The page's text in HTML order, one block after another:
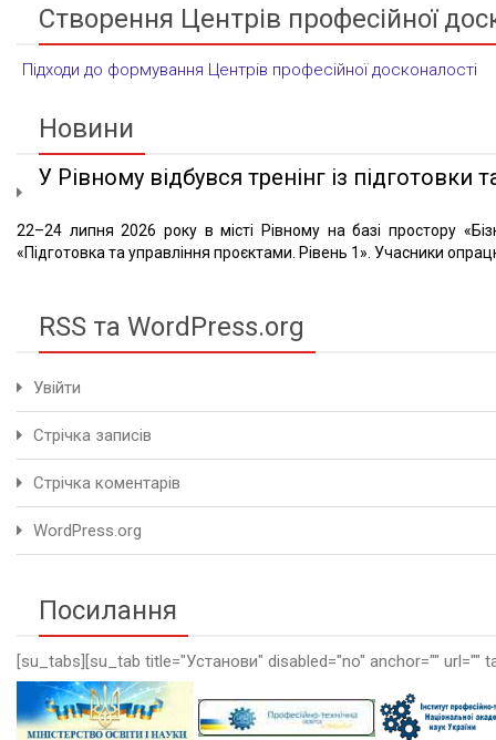
Створення Центрів професійної
Підходи до формування Центрів професійної досконалості
Новини
У Рівному відбувся тренінг із підготовки
22–24 липня 2026 року в місті Рівному на базі простору
«Підготовка та управління проєктами. Рівень 1». Учасники
RSS та WordPress.org
Увійти
Стрічка записів
Стрічка коментарів
WordPress.org
Посилання
[su_tabs][su_tab title="Установи" disabled="no" anchor=""